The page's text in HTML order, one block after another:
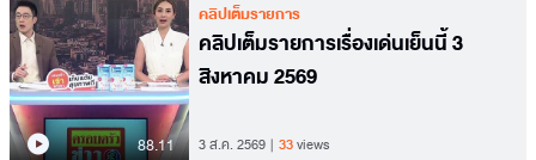
88.11
คลิปเต็มรายการ
คลิปเต็มรายการเรื่องเด่นเย็นนี้ 3
สิงหาคม 2569
3 ส.ค. 2569 33views